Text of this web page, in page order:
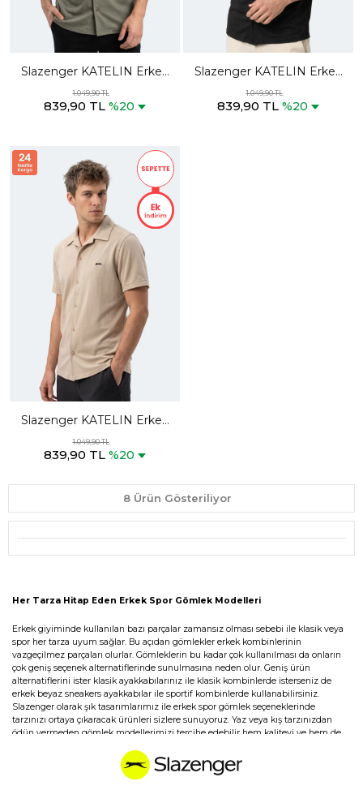
Slazenger KATELIN Erkek
Haki Gömlek
1.049,90 TL
839,90 TL %20
Slazenger KATELIN Erkek
Siyah Gömlek
1.049,90 TL
839,90 TL %20
Slazenger KATELIN Erkek
Bej Gömlek
1.049,90 TL
839,90 TL %20
8 Ürün Gösteriliyor
Her Tarza Hitap Eden Erkek Spor Gömlek Modelleri
Erkek giyiminde kullanılan bazı parçalar zamansız olması sebebi ile klasik veya
spor her tarza uyum sağlar. Bu açıdan gömlekler erkek kombinlerinin
vazgeçilmez parçaları olurlar. Gömleklerin bu kadar çok kullanılması da onların
çok geniş seçenek alternatiflerinde sunulmasına neden olur. Geniş ürün
alternatiflerini ister klasik ayakkabılarınız ile klasik kombinlerde isterseniz de
erkek beyaz sneakers ayakkabılar ile sportif kombinlerde kullanabilirsiniz.
Slazenger olarak şık tasarımlarımız ile erkek spor gömlek seçeneklerinde
tarzınızı ortaya çıkaracak ürünleri sizlere sunuyoruz. Yaz veya kış tarzınızdan
ödün vermeden gömlek modellerimizi tercihe edebilir hem kaliteyi ve hem de
erkek yazlık gömleklerine, yazlık tişört ya da erkek kısa kollu tişörtler de
ulaşabilirsiniz. Farklı kalıp, kumaş, aksesuar ve tasarımları ile aradığınız her